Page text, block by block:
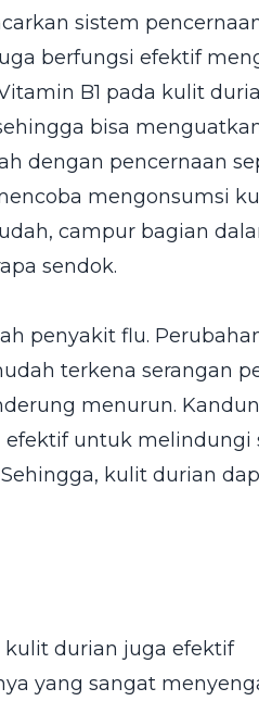
sistem
berfungsi efektif
B1 pada kulit
bisa
dengan pencernaan
mengonsumsi
campur bagian
sendok.
penyakit flu.
terkena serangan
menurun.
untuk melindungi
kulit durian
durian juga efektif
yang sangat